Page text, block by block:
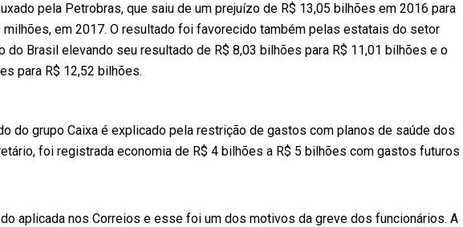
pela Petrobras, que saiu de um prejuízo de R$ 13,05 bilhões em 2016 para
milhões, em 2017. O resultado foi favorecido também pelas estatais do setor
do Brasil elevando seu resultado de R$ 8,03 bilhões para R$ 11,01 bilhões e o
para R$ 12,52 bilhões.
do grupo Caixa é explicado pela restrição de gastos com planos de saúde dos
foi registrada economia de R$ 4 bilhões a R$ 5 bilhões com gastos futuros
aplicada nos Correios e esse foi um dos motivos da greve dos funcionários. A